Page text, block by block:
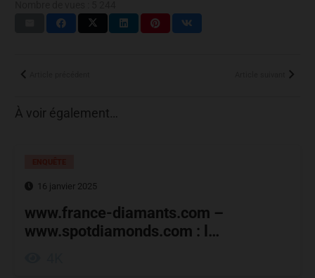
À voir également…
16 janvier 2025
www.france-diamants.com –
www.spotdiamonds.com : l…